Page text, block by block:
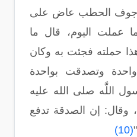
جوف الحطب عاض على
عملت اليوم، قال ما
حملته فجئت به وكان
وتصدقت بواحدة
اللَّه صلى الله عليه
وقال: إن الصدقة تدفع
(10)